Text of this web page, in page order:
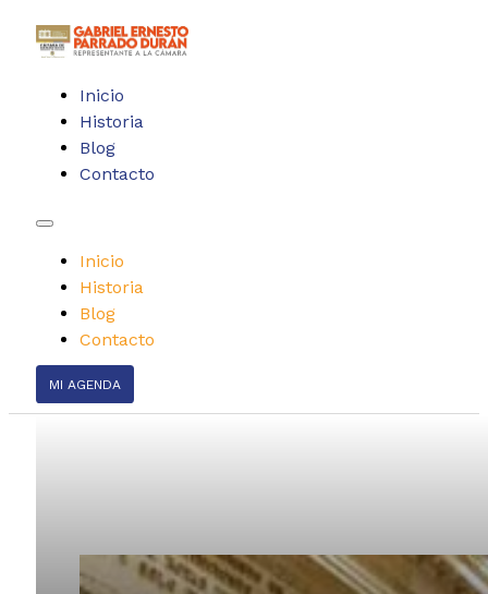
Inicio
Historia
Blog
Contacto
Inicio
Historia
Blog
Contacto
MI AGENDA